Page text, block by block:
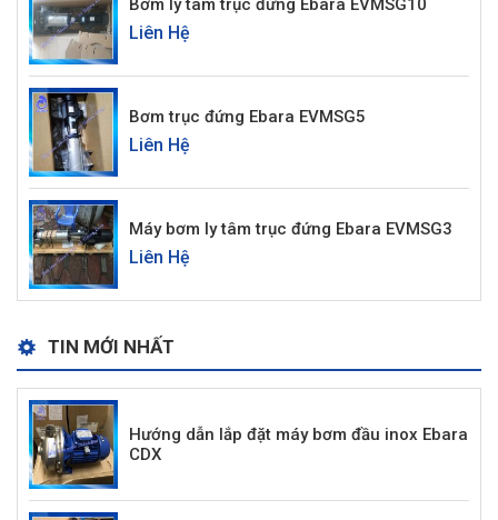
Bơm ly tâm trục đứng Ebara EVMSG10
Liên Hệ
Bơm trục đứng Ebara EVMSG5
Liên Hệ
Máy bơm ly tâm trục đứng Ebara EVMSG3
Liên Hệ
TIN MỚI NHẤT
Hướng dẫn lắp đặt máy bơm đầu inox Ebara
CDX